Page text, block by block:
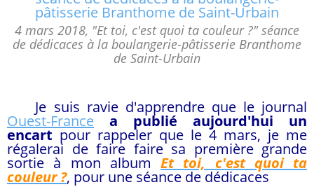
4 mars 2018, "Et toi, c'est quoi ta couleur ?" séance
de dédicaces à la boulangerie-pâtisserie Branthome
de Saint-Urbain
Je suis ravie d'apprendre que le journal
Ouest-France a publié aujourd'hui un
encart pour rappeler que le 4 mars, je me
régalerai de faire faire sa première grande
sortie à mon album Et toi, c'est quoi ta
couleur ?, pour une séance de dédicaces